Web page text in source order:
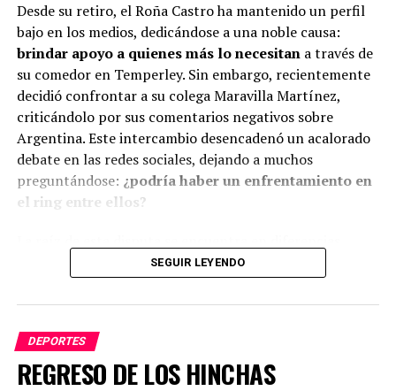
Desde su retiro, el Roña Castro ha mantenido un perfil
bajo en los medios, dedicándose a una noble causa:
brindar apoyo a quienes más lo necesitana través de
su comedor en Temperley. Sin embargo, recientemente
decidió confrontar a su colega Maravilla Martínez,
criticándolo por sus comentarios negativos sobre
Argentina. Este intercambio desencadenó un acalorado
debate en las redes sociales, dejando a muchos
preguntándose: ¿podría haber un enfrentamiento en
el ring entre ellos?
políticas. Castro lanzó su crítica hacia Martínez,
señalando que tras formarse como deportista en
Argentina, este se mudó a España, donde ha
respondió atribuyendo la culpa a las políticas del
peronismo, lo que intensificó el intercambio de
SEGUIR LEYENDO
DEPORTES
REGRESO DE LOS HINCHAS